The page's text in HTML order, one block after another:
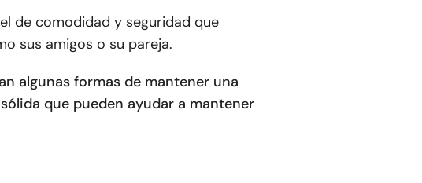
de comodidad y seguridad que
sus amigos o su pareja.
algunas formas de mantener una
que pueden ayudar a mantener